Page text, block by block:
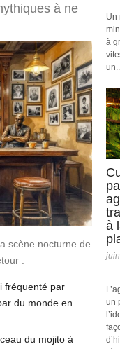
à ne
scène nocturne de
:
fréquenté par
du monde en
du mojito à
Un
à
à
un